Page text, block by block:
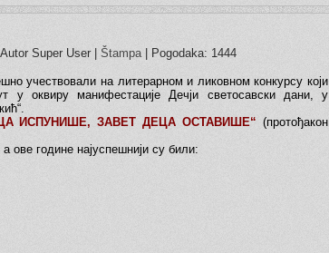
Autor Super User| Štampa | Pogodaka: 1444
учествовали на литерарном и ликовном конкурсу који
у оквиру манифестације Дечји светосавски дани, у
ИСПУНИШЕ, ЗАВЕТ ДЕЦА ОСТАВИШЕ“ (протођакон
ове године најуспешнији су били: